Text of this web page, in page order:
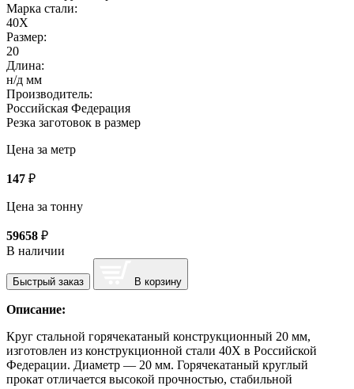
Марка стали:
40Х
Размер:
20
Длина:
н/д мм
Производитель:
Российская Федерация
Резка заготовок в размер
Цена за метр
147 ₽
Цена за тонну
59658 ₽
В наличии
Быстрый заказ В корзину
Описание:
Круг стальной горячекатаный конструкционный 20 мм,
изготовлен из конструкционной стали 40Х в Российской
Федерации. Диаметр — 20 мм. Горячекатаный круглый
прокат отличается высокой прочностью, стабильной